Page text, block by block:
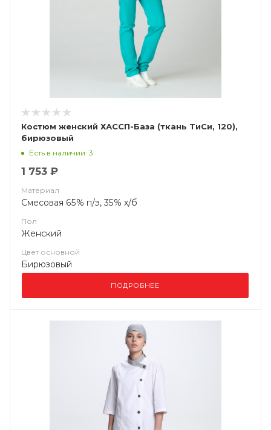
Костюм женский ХАССП-База (ткань ТиСи, 120),
бирюзовый
Есть в наличии: 3
1 753 ₽
Материал
Смесовая 65% п/э, 35% х/б
Пол
Женский
Цвет основной
Бирюзовый
ПОДРОБНЕЕ